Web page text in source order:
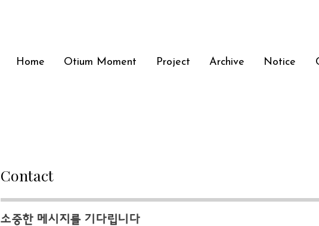
Home Otium Moment Project Archive Notice
Contact
소중한 메시지를 기다립니다